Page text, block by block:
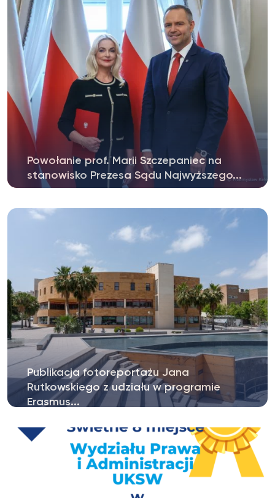
Powołanie prof. Marii Szczepaniec na
stanowisko Prezesa Sądu Najwyższego...
powołał dr hab. Marię Szczepaniec,...
Publikacja fotoreportażu Jana
Rutkowskiego z udziału w programie
Erasmus...
Cyberprzestrzeni na Wydziale Prawa i
Administracji...